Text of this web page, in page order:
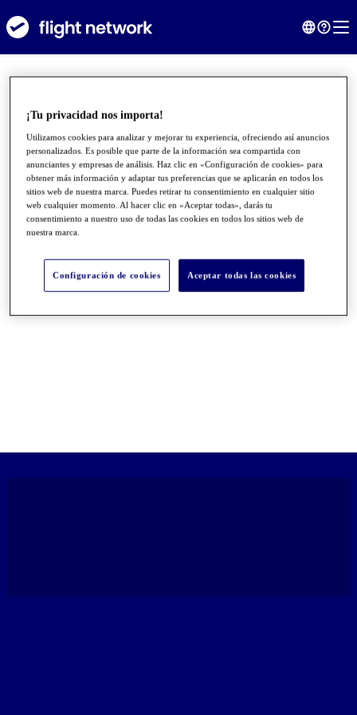
●●●
¡Tu privacidad nos importa!
Utilizamos cookies para analizar y mejorar tu experiencia, ofreciendo así anuncios
personalizados. Es posible que parte de la información sea compartida con
anunciantes y empresas de análisis. Haz clic en «Configuración de cookies» para
obtener más información y adaptar tus preferencias que se aplicarán en todos los
sitios web de nuestra marca. Puedes retirar tu consentimiento en cualquier sitio
web cualquier momento. Al hacer clic en «Aceptar todas», darás tu
consentimiento a nuestro uso de todas las cookies en todos los sitios web de
nuestra marca.
Configuración de cookies Aceptar todas las cookies